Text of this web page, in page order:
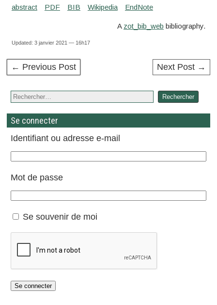
A zot_bib_web bibliography.
Updated: 3 janvier 2021 — 16h17
← Previous Post Next Post →
Se connecter
Identifiant ou adresse e-mail
Mot de passe
Se souvenir de moi
Se connecter